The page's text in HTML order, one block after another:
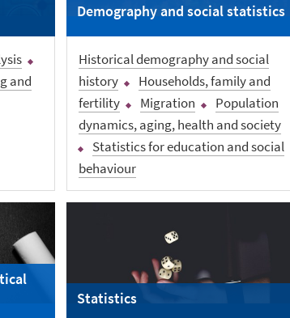
and
Demography and social statistics
Historical demography and social
history
Households, family and
fertility
Migration
Population
dynamics, aging, health and society
Statistics for education and social
behaviour
Statistics